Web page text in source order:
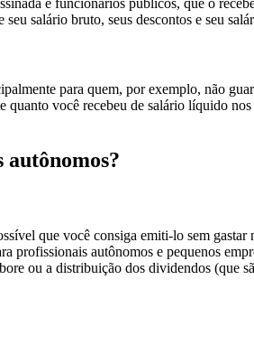
salário bruto, seus descontos e seu
para quem, por exemplo, não
você recebeu de salário líquido
autônomos?
que você consiga emiti-lo sem gastar
autônomos e pequenos
ou a distribuição dos dividendos (que